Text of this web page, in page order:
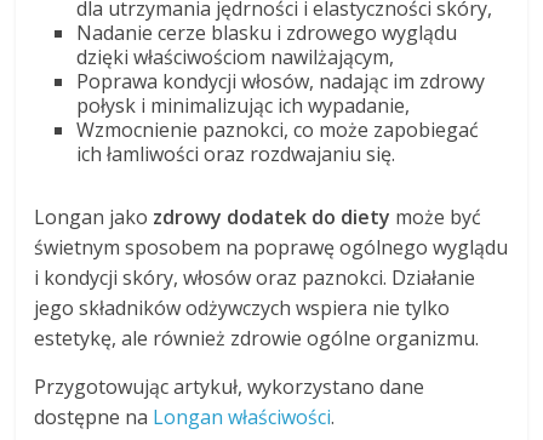
dla utrzymania jędrności i elastyczności skóry,
Nadanie cerze blasku i zdrowego wyglądu
dzięki właściwościom nawilżającym,
Poprawa kondycji włosów, nadając im zdrowy
połysk i minimalizując ich wypadanie,
Wzmocnienie paznokci, co może zapobiegać
ich łamliwości oraz rozdwajaniu się.
Longan jako zdrowy dodatek do diety może być
świetnym sposobem na poprawę ogólnego wyglądu
i kondycji skóry, włosów oraz paznokci. Działanie
jego składników odżywczych wspiera nie tylko
estetykę, ale również zdrowie ogólne organizmu.
Przygotowując artykuł, wykorzystano dane
dostępne na Longan właściwości.